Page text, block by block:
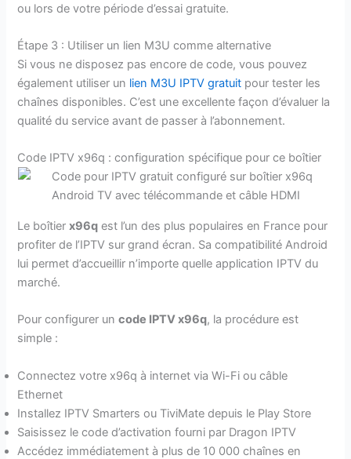
ou lors de votre période d’essai gratuite.
Étape 3 : Utiliser un lien M3U comme alternative
Si vous ne disposez pas encore de code, vous pouvez
également utiliser un lien M3U IPTV gratuit pour tester les
chaînes disponibles. C’est une excellente façon d’évaluer la
qualité du service avant de passer à l’abonnement.
Code IPTV x96q : configuration spécifique pour ce boîtier
Le boîtierx96q est l’un des plus populaires en France pour
profiter de l’IPTV sur grand écran. Sa compatibilité Android
lui permet d’accueillir n’importe quelle application IPTV du
marché.
Pour configurer uncode IPTV x96q, la procédure est
simple :
Connectez votre x96q à internet via Wi-Fi ou câble
Ethernet
Installez IPTV Smarters ou TiviMate depuis le Play Store
Saisissez le code d’activation fourni par Dragon IPTV
Accédez immédiatement à plus de 10 000 chaînes en